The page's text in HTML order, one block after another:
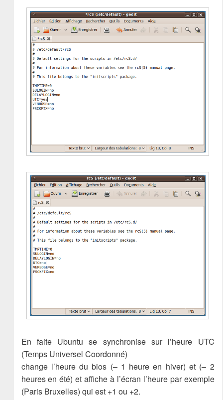
En faite Ubuntu se synchronise sur l’heure UTC
(Temps Universel Coordonné)
change l’heure du bios (– 1 heure en hiver) et (– 2
heures en été) et affiche à l’écran l’heure par exemple
(Paris Bruxelles) qui est +1 ou +2.